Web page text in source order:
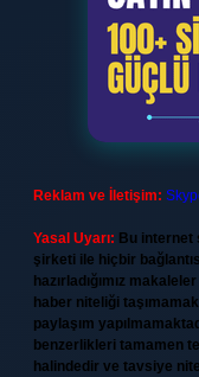
Reklam ve İletişim:
Yasal Uyarı: Bu internet
şirketi ile hiçbir
hazırladığımız
haber niteliği
paylaşım
benzerlikleri tamamen
halindedir ve tavsiye